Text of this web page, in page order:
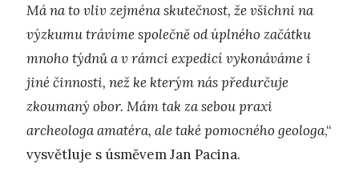
Má na to vliv zejména skutečnost, že všichni na
výzkumu trávíme společně od úplného začátku
mnoho týdnů a v rámci expedicí vykonáváme i
jiné činnosti, než ke kterým nás předurčuje
zkoumaný obor. Mám tak za sebou praxi
archeologa amatéra, ale také pomocného geologa,“
vysvětluje s úsměvem Jan Pacina.